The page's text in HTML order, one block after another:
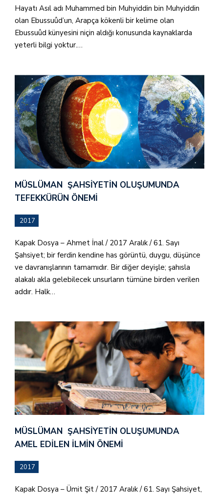
Hayatı Asıl adı Muhammed bin Muhyiddin bin Muhyiddin
olan Ebussuûd’un, Arapça kökenli bir kelime olan
Ebussuûd künyesini niçin aldığı konusunda kaynaklarda
yeterli bilgi yoktur.…
MÜSLÜMAN ŞAHSIYETIN OLUŞUMUNDA
TEFEKKÜRÜN ÖNEMI
2017
Kapak Dosya – Ahmet İnal / 2017 Aralık / 61. Sayı
Şahsiyet; bir ferdin kendine has görüntü, duygu, düşünce
ve davranışlarının tamamıdır. Bir diğer deyişle; şahısla
alakalı akla gelebilecek unsurların tümüne birden verilen
addır. Halk…
MÜSLÜMAN ŞAHSIYETIN OLUŞUMUNDA
AMEL EDILEN İLMIN ÖNEMI
2017
Kapak Dosya – Ümit Şit / 2017 Aralık / 61. Sayı Şahsiyet,